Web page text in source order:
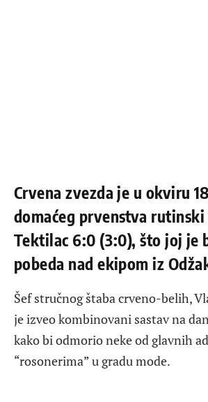
Crvena zvezda je u okviru
domaćeg prvenstva rutinski
Tektilac 6:0 (3:0), što joj je
pobeda nad ekipom iz
Šef stručnog štaba crveno-belih,
je izveo kombinovani sastav na
kako bi odmorio neke od glavnih
“rosonerima” u gradu mode.